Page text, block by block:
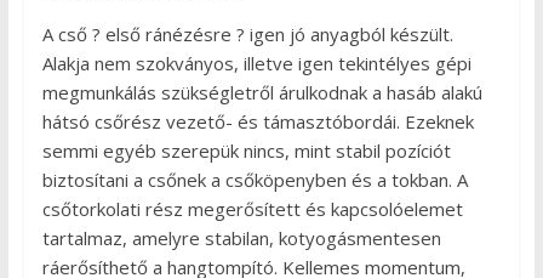
A cső ? első ránézésre ? igen jó anyagból készült.
Alakja nem szokványos, illetve igen tekintélyes gépi
megmunkálás szükségletről árulkodnak a hasáb alakú
hátsó csőrész vezető- és támasztóbordái. Ezeknek
semmi egyéb szerepük nincs, mint stabil pozíciót
biztosítani a csőnek a csőköpenyben és a tokban. A
csőtorkolati rész megerősített és kapcsolóelemet
tartalmaz, amelyre stabilan, kotyogásmentesen
ráerősíthető a hangtompító. Kellemes momentum,